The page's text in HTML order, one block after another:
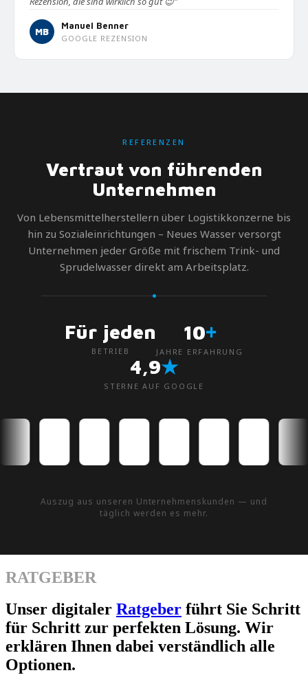
MB
Manuel Benner
GOOGLE REZENSION
REFERENZEN
Vertraut von führenden
Unternehmen
Von Lebensmittelherstellern über Logistikkonzerne bis
hin zu Sozialeinrichtungen – Neues Wasser versorgt
Unternehmen jeder Größe mit frischem Trink- und
Sprudelwasser direkt am Arbeitsplatz.
Für jeden
BETRIEB
10+
JAHRE ERFAHRUNG
4,9★
STERNE AUF GOOGLE
Auszug aus unseren Unternehmenskunden — und
täglich werden es mehr.
RATGEBER
Unser digitaler Ratgeber führt Sie Schritt
für Schritt zur perfekten Lösung. Wir
erklären Ihnen dabei verständlich alle
Optionen.